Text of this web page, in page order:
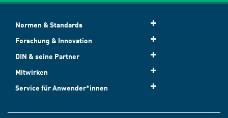
Normen & Standards
Forschung & Innovation
DIN & seine Partner
Mitwirken
Service für Anwender*innen